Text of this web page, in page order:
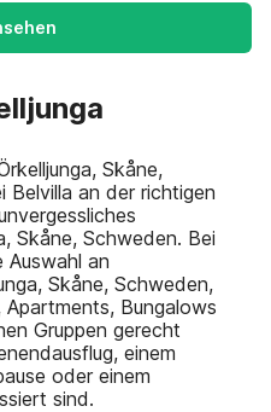
Skåne,
Belvilla an der richtigen
Skåne, Schweden. Bei
Auswahl an
Skåne, Schweden,
Apartments, Bungalows
Gruppen gerecht
einem
oder einem
sind.